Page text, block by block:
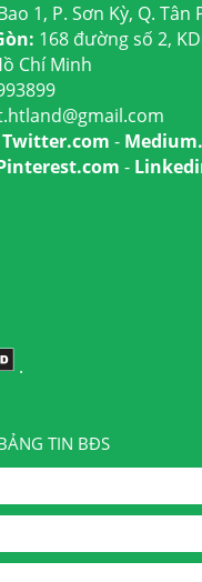
1, P. Sơn Kỳ, Q. Tân
168 đường số 2,
Chí Minh
Twitter.com -
-
.
TIN BĐS